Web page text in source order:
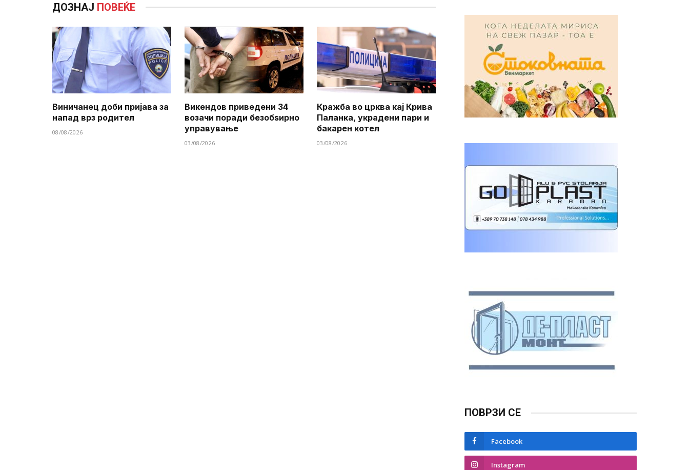
ДОЗНАЈ ПОВЕЌЕ
Виничанец доби пријава за
напад врз родител
08/08/2026
Викендов приведени 34
возачи поради безобѕирно
управување
03/08/2026
Кражба во црква кај Крива
Паланка, украдени пари и
бакарен котел
03/08/2026
ПОВРЗИ СЕ
Facebook
Instagram